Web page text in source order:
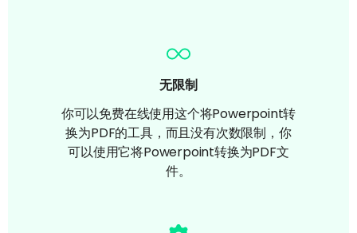
无限制
你可以免费在线使用这个将Powerpoint转
换为PDF的工具，而且没有次数限制，你
可以使用它将Powerpoint转换为PDF文
件。